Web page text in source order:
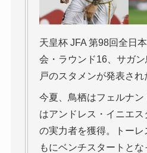
天皇杯 JFA 第98回全日
会・ラウンド16、サガ
戸のスタメンが発表され
今夏、鳥栖はフェルナ
はアンドレス・イニエ
の実力者を獲得。トーレ
もにベンチスタートと